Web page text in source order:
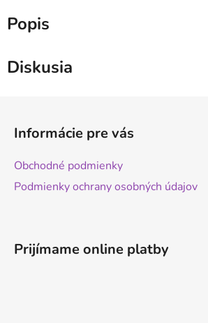
Popis
Diskusia
Informácie pre vás
Obchodné podmienky
Podmienky ochrany osobných údajov
Prijímame online platby